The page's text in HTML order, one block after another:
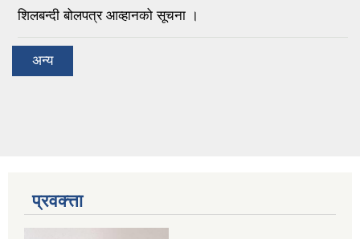
शिलबन्दी बोलपत्र आव्हानको सूचना ।
अन्य
प्रवक्त्ता